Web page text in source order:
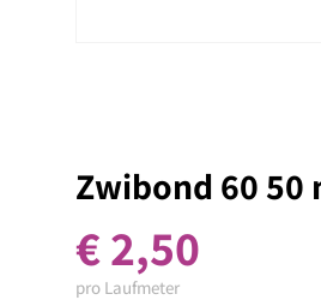
Zwibond 60 50
€2,50
pro Laufmeter